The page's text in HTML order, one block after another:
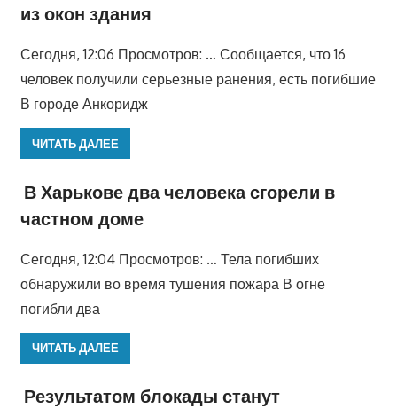
из окон здания
Сегодня, 12:06 Просмотров: … Сообщается, что 16
человек получили серьезные ранения, есть погибшие
В городе Анкоридж
ЧИТАТЬ ДАЛЕЕ
В Харькове два человека сгорели в
частном доме
Сегодня, 12:04 Просмотров: … Тела погибших
обнаружили во время тушения пожара В огне
погибли два
ЧИТАТЬ ДАЛЕЕ
Результатом блокады станут